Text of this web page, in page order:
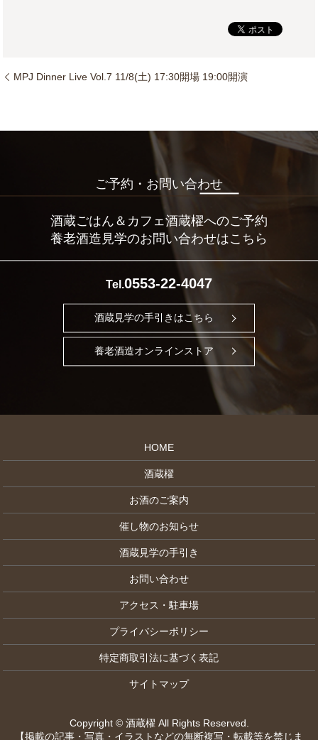
MPJ Dinner Live Vol.7 11/8(土) 17:30開場 19:00開演
ご予約・お問い合わせ
酒蔵ごはん＆カフェ酒蔵櫂へのご予約
養老酒造見学のお問い合わせはこちら
Tel.0553-22-4047
酒蔵見学の手引きはこちら
養老酒造オンラインストア
HOME
酒蔵櫂
お酒のご案内
催し物のお知らせ
酒蔵見学の手引き
お問い合わせ
アクセス・駐車場
プライバシーポリシー
特定商取引法に基づく表記
サイトマップ
Copyright © 酒蔵櫂 All Rights Reserved.
【掲載の記事・写真・イラストなどの無断複写・転載等を禁じま